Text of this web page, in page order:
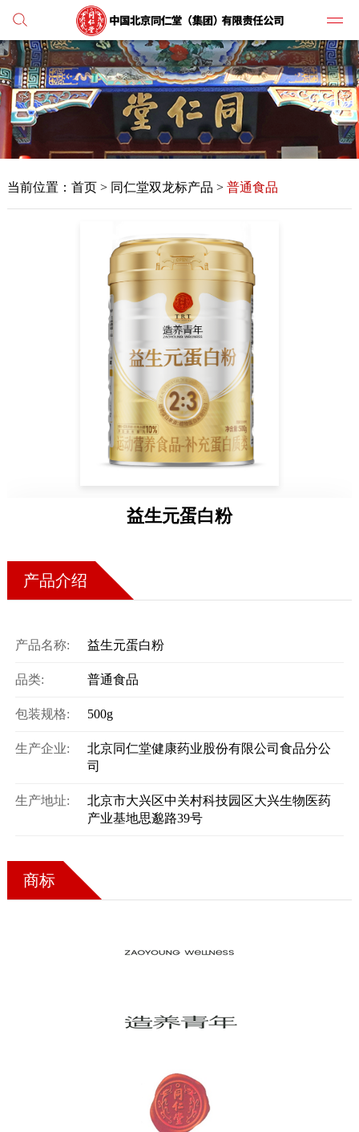
党建
人才
当前位置： 首页> 同仁堂双龙标产品 > 普通食品
益生元蛋白粉
产品介绍
产品名称: 益生元蛋白粉
品类: 普通食品
包装规格: 500g
生产企业:
北京同仁堂健康药业股份有限公司食品分公
司
生产地址:
北京市大兴区中关村科技园区大兴生物医药
产业基地思邈路39号
商标